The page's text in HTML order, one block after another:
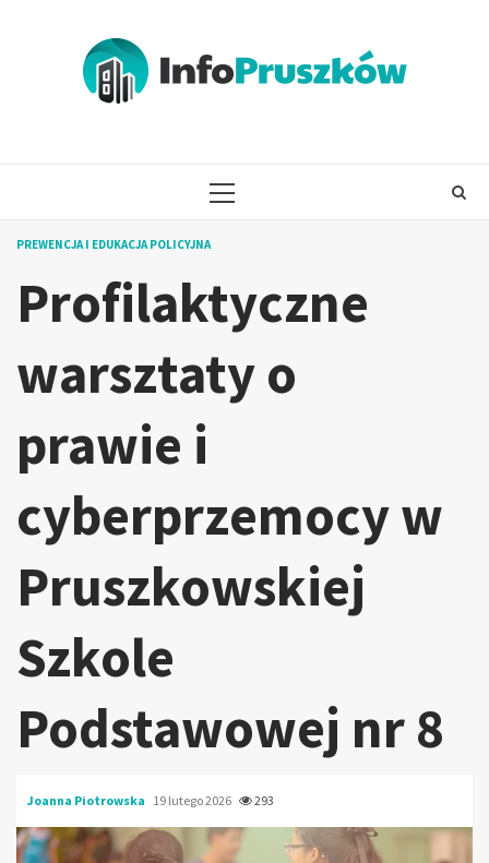
PRIMARY
PREWENCJA I EDUKACJA POLICYJNA
Profilaktyczne
warsztaty o
prawie i
cyberprzemocy w
Pruszkowskiej
Szkole
Podstawowej nr 8
Joanna Piotrowska 19 lutego 2026 293